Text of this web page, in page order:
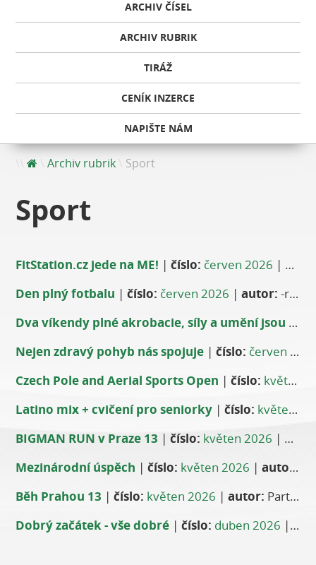
ARCHIV ČÍSEL
ARCHIV RUBRIK
TIRÁŽ
CENÍK INZERCE
NAPIŠTE NÁM
Archiv rubrik Sport
Sport
FitStation.cz jede na ME! |číslo: červen 2026 |
Den plný fotbalu |číslo: červen 2026 |autor: -red-
Dva víkendy plné akrobacie, síly a umění jsou tady!
Nejen zdravý pohyb nás spojuje |číslo: červen 2026
Czech Pole and Aerial Sports Open |číslo: květen 2026
Latino mix + cvičení pro seniorky |číslo: květen 2026
BIGMAN RUN v Praze 13 |číslo: květen 2026 |
Mezinárodní úspěch |číslo: květen 2026 |autor:
Běh Prahou 13 |číslo: květen 2026 |autor: Partik Boubín
Dobrý začátek - vše dobré |číslo: duben 2026 |